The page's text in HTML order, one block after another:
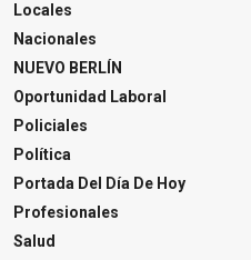
Locales
Nacionales
NUEVO BERLÍN
Oportunidad Laboral
Policiales
Política
Portada Del Día De Hoy
Profesionales
Salud